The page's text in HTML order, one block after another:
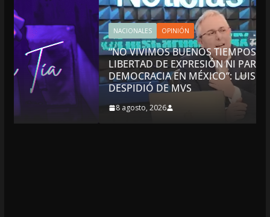
NACIONALES OPINIÓN
“NO VIVIMOS BUENOS TIEMPOS PARA LA
LIBERTAD DE EXPRESIÓN NI PARA LA
DEMOCRACIA EN MÉXICO”: LUIS CÁRDENAS; SE
DESPIDIÓ DE MVS
8 agosto, 2026